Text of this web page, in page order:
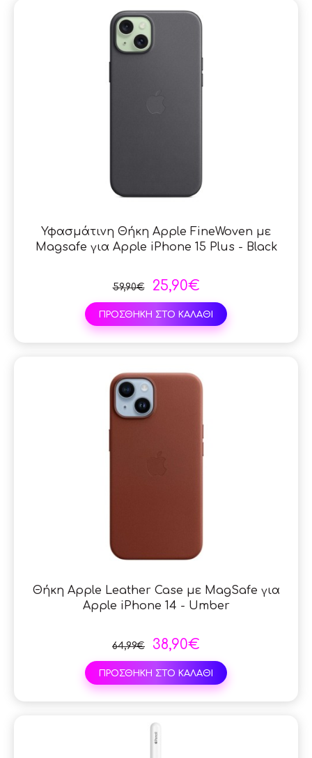
Υφασμάτινη Θήκη Apple FineWoven με
Magsafe για Apple iPhone 15 Plus - Black
59,90€ 25,90€
ΠΡΟΣΘΗΚΗ ΣΤΟ ΚΑΛΑΘΙ
Θήκη Apple Leather Case με MagSafe για
Apple iPhone 14 - Umber
64,99€ 38,90€
ΠΡΟΣΘΗΚΗ ΣΤΟ ΚΑΛΑΘΙ